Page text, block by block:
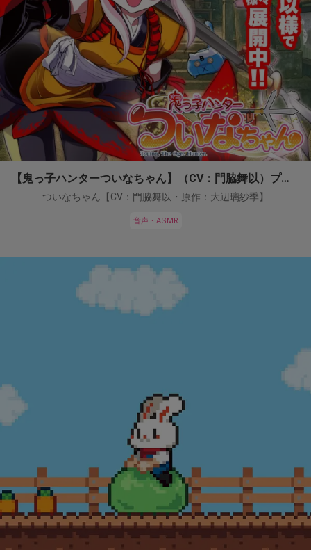
【鬼っ子ハンターついなちゃん】（CV：門脇舞以）プロジェクト！
ついなちゃん【CV：門脇舞以・原作：大辺璃紗季】
音声・ASMR